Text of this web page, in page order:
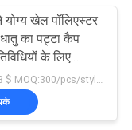
244
खेल पॉलिएस्टर
का पट्टा कैप
के लिए
आरामदायक
आरामदायक टोपी
1.28-4.28 $ MOQ:300/pcs/style/color/size